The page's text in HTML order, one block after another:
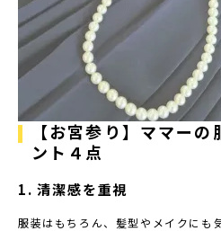
【お宮参り】ママー
ント４点
1. 清潔感を重視
服装はもちろん、髪型やメイクにも